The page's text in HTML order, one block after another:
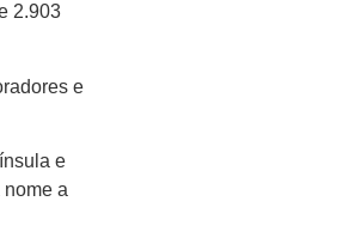
2.903
e
e
a